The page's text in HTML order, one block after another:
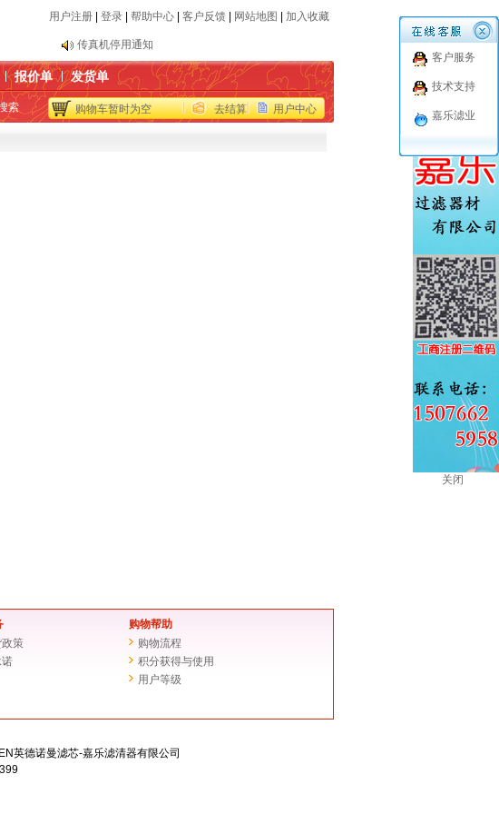
用户注册 登录 帮助中心 客户反馈 网站地图 加入收藏
传真机停用通知
关于十一国庆节放假安排的通知
产品报价仅供参考
替代进口品牌滤芯
报价单 发货单
索 购物车暂时为空 去结算 用户中心
关闭
客户服务
技术支持
嘉乐滤业
策
诺
购物帮助
购物流程
积分获得与使用
用户等级
英德诺曼滤芯-嘉乐滤清器有限公司